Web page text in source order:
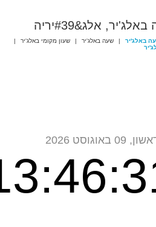
אלג&#39יריה
באלג'יר | שעה באלג'יר | שעון מקומי באלג'יר
|
באוגוסט 2026